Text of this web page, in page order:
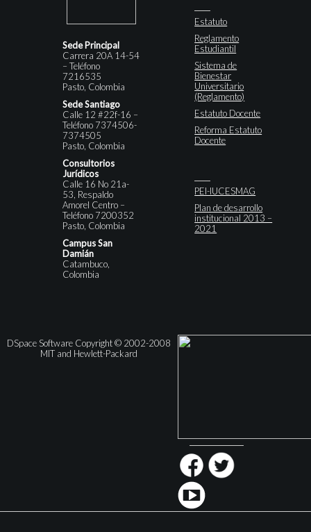
Sede Principal
Carrera 20A 14-54
– Teléfono
7216535
Pasto, Colombia
Sede Santiago
Calle 12 #22f-16 –
Teléfono 7374506-
7374505
Pasto, Colombia
Consultorios
Jurídicos
Calle 16 No 21a-
53, Respaldo
Amorel Centro –
Teléfono 7200352
Pasto, Colombia
Campus San
Damián
Catambuco,
Colombia
Estatuto
Reglamento
Estudiantil
Sistema de
Bienestar
Universitario
(Reglamento)
Estatuto Docente
Reforma Estatuto
Docente
PEI-IUCESMAG
Plan de desarrollo
institucional 2013 –
2021
DSpace Software Copyright © 2002-2008
MIT and Hewlett-Packard